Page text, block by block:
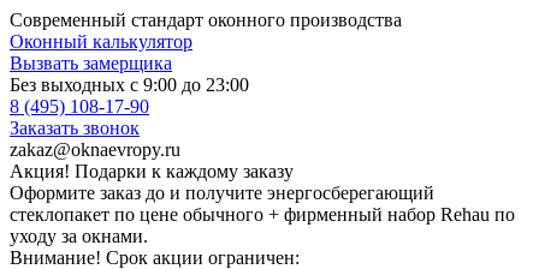
Современный стандарт оконного производства
Оконный калькулятор
Вызвать замерщика
Без выходных с 9:00 до 23:00
8 (495) 108-17-90
Заказать звонок
zakaz@oknaevropy.ru
Акция! Подарки к каждому заказу
Оформите заказ до и получите энергосберегающий
стеклопакет по цене обычного + фирменный набор Rehau по
уходу за окнами.
Внимание! Срок акции ограничен: